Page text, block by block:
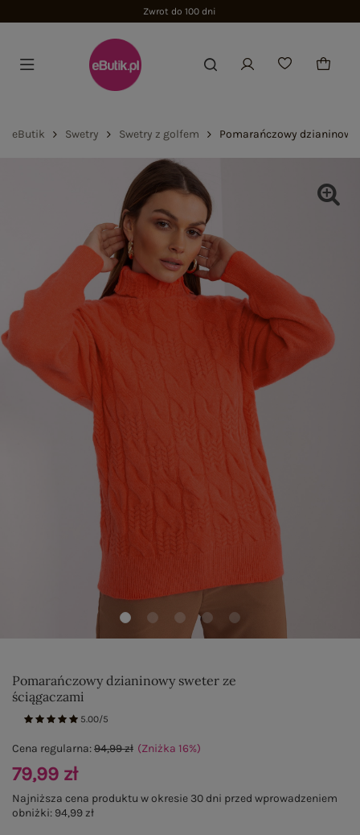
Zwrot do 100 dni
eButik Swetry Swetry z golfem Pomarańczowy
Pomarańczowy dzianinowy sweter ze
ściągaczami
5.00/5
Cena regularna:94,99 zł (Zniżka 16%)
79,99 zł
Najniższa cena produktu w okresie 30 dni przed wprowadzeniem
obniżki: 94,99 zł